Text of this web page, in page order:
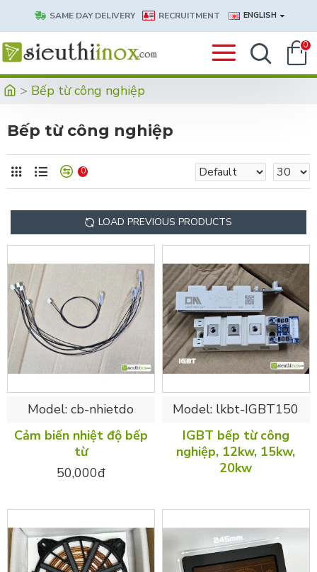
SAME DAY DELIVERY RECRUITMENT ENGLISH
0
Bếp từ công nghiệp
Bếp từ công nghiệp
0
LOAD PREVIOUS PRODUCTS
Model: cb-nhietdo
Cảm biến nhiệt độ bếp
từ
50,000đ
Model: lkbt-IGBT150
IGBT bếp từ công
nghiệp, 12kw, 15kw,
20kw